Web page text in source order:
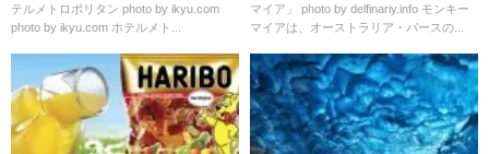
テルメトロポリタン photo by ikyu.com
photo by ikyu.com ホテルメト...
ト
マイア」 photo by delfinariy.info モンキー
マイアは、オーストラリア・パースの...